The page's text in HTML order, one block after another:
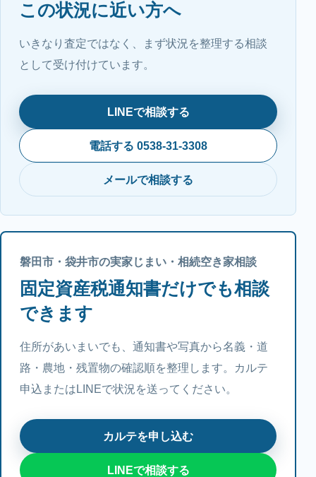
この状況に近い方へ
いきなり査定ではなく、まず状況を整理する相談
として受け付けています。
LINEで相談する
電話する 0538-31-3308
メールで相談する
磐田市・袋井市の実家じまい・相続空き家相談
固定資産税通知書だけでも相談
できます
住所があいまいでも、通知書や写真から名義・道
路・農地・残置物の確認順を整理します。カルテ
申込またはLINEで状況を送ってください。
カルテを申し込む
LINEで相談する